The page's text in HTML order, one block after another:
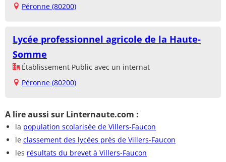
Péronne (80200)
Lycée professionnel agricole de la Haute-
Somme
Établissement Public avec un internat
Péronne (80200)
A lire aussi sur Linternaute.com :
la population scolarisée de Villers-Faucon
le classement des lycées près de Villers-Faucon
les résultats du brevet à Villers-Faucon